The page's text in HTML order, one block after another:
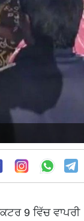
9 ਵਿੱਚ ਵਾਪਰੀ